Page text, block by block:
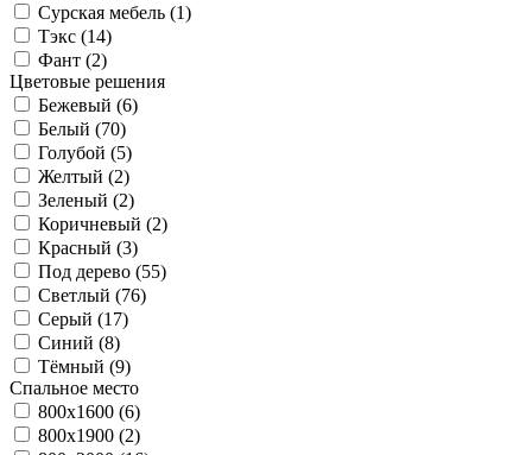
Сурская мебель (1)
Тэкс (14)
Фант (2)
Цветовые решения
Бежевый (6)
Белый (70)
Голубой (5)
Желтый (2)
Зеленый (2)
Коричневый (2)
Красный (3)
Под дерево (55)
Светлый (76)
Серый (17)
Синий (8)
Тёмный (9)
Спальное место
800х1600 (6)
800х1900 (2)